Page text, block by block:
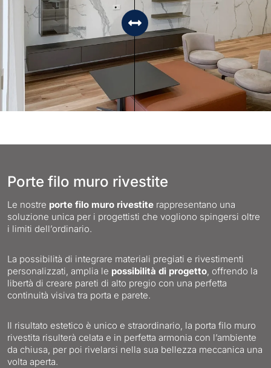
Porte filo muro rivestite
Le nostre porte filo muro rivestite rappresentano una
soluzione unica per i progettisti che vogliono spingersi oltre
i limiti dell’ordinario.
La possibilità di integrare materiali pregiati e rivestimenti
personalizzati, amplia le possibilità di progetto , offrendo la
libertà di creare pareti di alto pregio con una perfetta
continuità visiva tra porta e parete.
Il risultato estetico è unico e straordinario, la porta filo muro
rivestita risulterà celata e in perfetta armonia con l’ambiente
da chiusa, per poi rivelarsi nella sua bellezza meccanica una
volta aperta.